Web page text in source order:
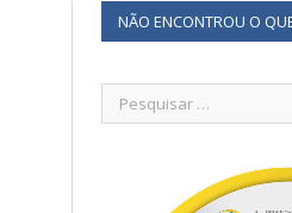
NÃO ENCONTROU O